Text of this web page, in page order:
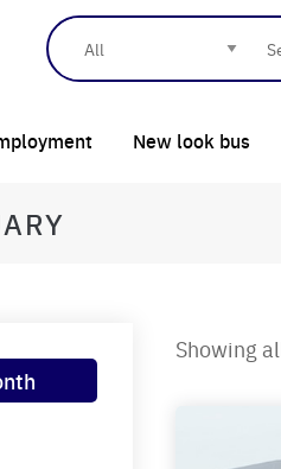
New look bus
Showing